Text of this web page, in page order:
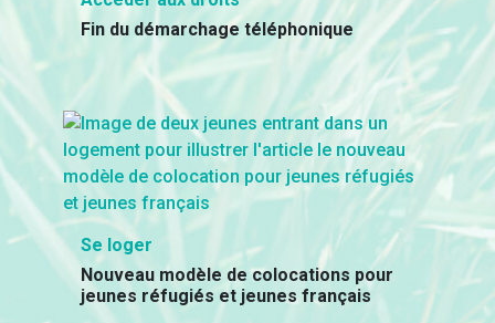
Fin du démarchage téléphonique
Se loger
Nouveau modèle de colocations pour
jeunes réfugiés et jeunes français